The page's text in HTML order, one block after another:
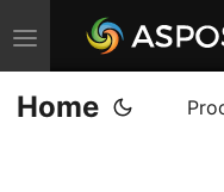
A
l
t
Home